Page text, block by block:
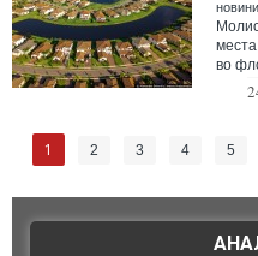
новини
во
1 2 3 4 5